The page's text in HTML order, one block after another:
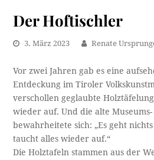
Der Hoftischler
3. März 2023 Renate
Vor zwei Jahren gab es eine
Entdeckung im Tiroler
verschollen geglaubte
wieder auf. Und die alte
bewahrheitete sich: „Es geht
taucht alles wieder auf.“
Die Holztafeln stammen aus der